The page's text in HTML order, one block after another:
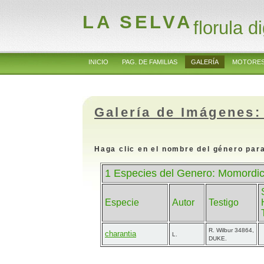
LA SELVAflorula
INICIO PAG. DE FAMILIAS GALERÍA
Galería de
Haga clic en el nombre del género
1 Especies del Genero:
Especie Autor Testigo
charantia L.
R. Wilbur 34864,
DUKE.